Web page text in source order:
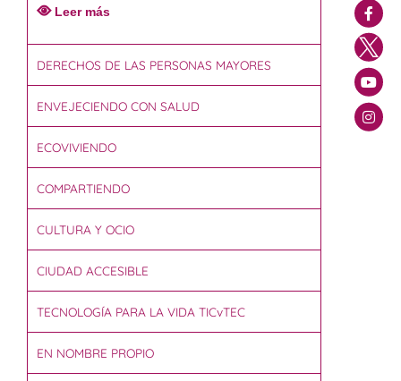
Leer más
DERECHOS DE LAS PERSONAS MAYORES
ENVEJECIENDO CON SALUD
ECOVIVIENDO
COMPARTIENDO
CULTURA Y OCIO
CIUDAD ACCESIBLE
TECNOLOGÍA PARA LA VIDA TICvTEC
EN NOMBRE PROPIO